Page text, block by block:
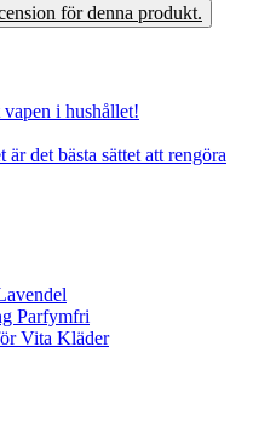
för denna produkt.
i hushållet!
det bästa sättet att rengöra
Parfymfri
Vita Kläder